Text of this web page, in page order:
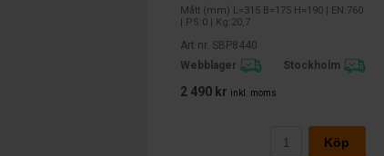
Mått (mm) L=315 B=175 H=190 | EN:760
| PS:0 | Kg:20,7
Art nr. SBP8440
Webblager
Stockholm
2 490 kr inkl. moms
Köp